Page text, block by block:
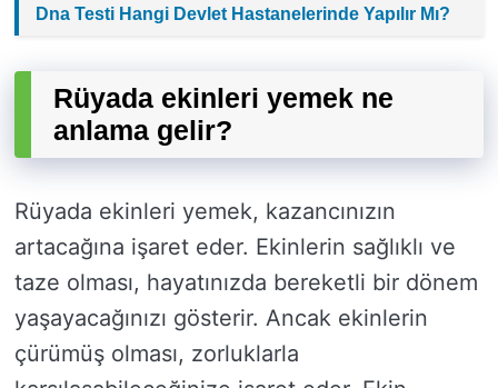
Dna Testi Hangi Devlet Hastanelerinde Yapılır Mı?
Rüyada ekinleri yemek ne
anlama gelir?
Rüyada ekinleri yemek, kazancınızın
artacağına işaret eder. Ekinlerin sağlıklı ve
taze olması, hayatınızda bereketli bir dönem
yaşayacağınızı gösterir. Ancak ekinlerin
çürümüş olması, zorluklarla